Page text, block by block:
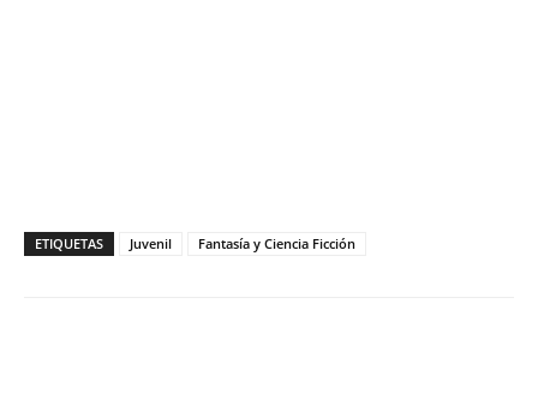
ETIQUETAS Juvenil Fantasía y Ciencia Ficción